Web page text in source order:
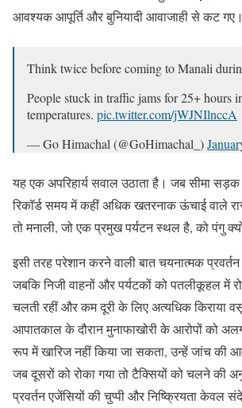
आवश्यक आपूर्ति और बुनियादी आवाजाही से कट गए।
Think twice before coming to Manali
People stuck in traffic jams for 25+ hours
temperatures. pic.twitter.com/jWJNIlnccA
— Go Himachal (@GoHimachal_)
यह एक अपरिहार्य सवाल उठाता है। जब सीमा
रिकॉर्ड समय में कहीं अधिक खतरनाक ऊंचाई वाले
तो मनाली, जो एक प्रमुख पर्यटन स्थल है, को पंगु
इसी तरह परेशान करने वाली बात चयनात्मक प्रवर्तन
जबकि निजी वाहनों और पर्यटकों को पतलीकूहल में
चलती रहीं और कम दूरी के लिए अत्यधिक किराया
आपातकाल के दौरान मुनाफाखोरी के आरोपों को
रूप में खारिज नहीं किया जा सकता, उन्हें जांच की
जब दूसरों को रोका गया तो टैक्सियों को चलने की
प्रवर्तन एजेंसियों की चुप्पी और निष्क्रियता केवल